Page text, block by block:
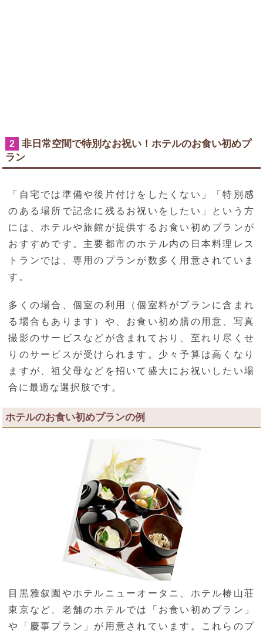
2
非日常空間で特別なお祝い！ホテルのお食い初めプ
ラン
「自宅では準備や後片付けをしたくない」「特別感
のある場所で記念に残るお祝いをしたい」という方
には、ホテルや旅館が提供するお食い初めプランが
おすすめです。主要都市のホテル内の日本料理レス
トランでは、専用のプランが数多く用意されていま
す。
多くの場合、個室の利用（個室料がプランに含まれ
る場合もあります）や、お食い初め膳の用意、写真
撮影のサービスなどが含まれており、至れり尽くせ
りのサービスが受けられます。少々予算は高くなり
ますが、祖父母などを招いて盛大にお祝いしたい場
合に最適な選択肢です。
ホテルのお食い初めプランの例
目黒雅叙園やホテルニューオータニ、ホテル椿山荘
東京など、老舗のホテルでは「お食い初めプラン」
や「慶事プラン」が用意されています。これらのプ